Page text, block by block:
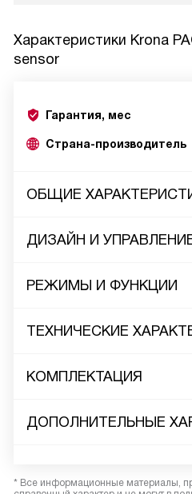
Характеристики Krona
sensor
Гарантия, мес
Страна-производитель
ОБЩИЕ
ДИЗАЙН И
РЕЖИМЫ И ФУНКЦИИ
ТЕХНИЧЕСКИЕ
КОМПЛЕКТАЦИЯ
ДОПОЛНИТЕЛЬНЫЕ
* Все информационные материалы,